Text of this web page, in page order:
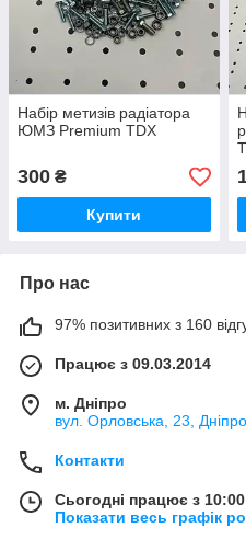
Набір метизів радіатора
ЮМЗ Premium TDX
300 ₴
Купити
Про нас
97% позитивних з 160
Працює з 09.03.2014
м. Дніпро
вул. Орловська, 23,
Контакти
Сьогодні працює з
Показати весь графік